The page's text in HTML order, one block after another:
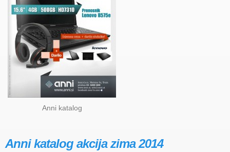
Anni katalog
Anni katalog akcija zima 2014